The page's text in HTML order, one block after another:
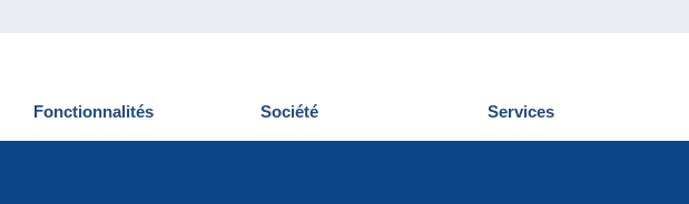
Fonctionnalités
Nouveautés
Société
Qui sommes-nous
Services
Découvrir Delcampe